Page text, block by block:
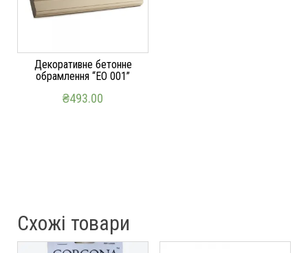
Декоративне бетонне
обрамлення “ЕО 001”
₴493.00
Схожі товари